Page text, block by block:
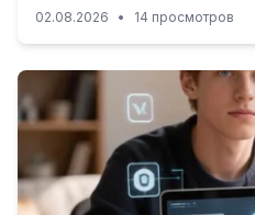
02.08.2026 • 14 просмотров